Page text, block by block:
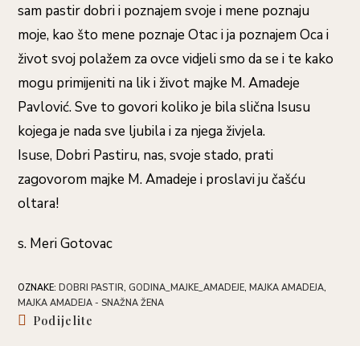
sam pastir dobri i poznajem svoje i mene poznaju
moje, kao što mene poznaje Otac i ja poznajem Oca i
život svoj polažem za ovce vidjeli smo da se i te kako
mogu primijeniti na lik i život majke M. Amadeje
Pavlović. Sve to govori koliko je bila slična Isusu
kojega je nada sve ljubila i za njega živjela.
Isuse, Dobri Pastiru, nas, svoje stado, prati
zagovorom majke M. Amadeje i proslavi ju čašću
oltara!
s. Meri Gotovac
OZNAKE:DOBRI PASTIR, GODINA_MAJKE_AMADEJE, MAJKA AMADEJA,
MAJKA AMADEJA - SNAŽNA ŽENA
Podijelite